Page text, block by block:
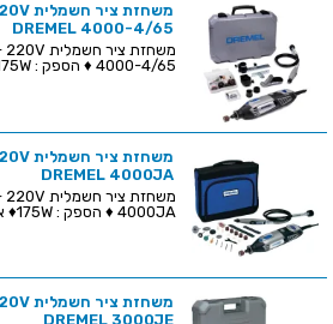
DREMEL 4000-4/65
4000-4/65 ♦ הספק : 175W♦ אורך ...
DREMEL 4000JA
4000JA ♦ הספק : 175W♦ אורך כלל...
DREMEL 3000JE